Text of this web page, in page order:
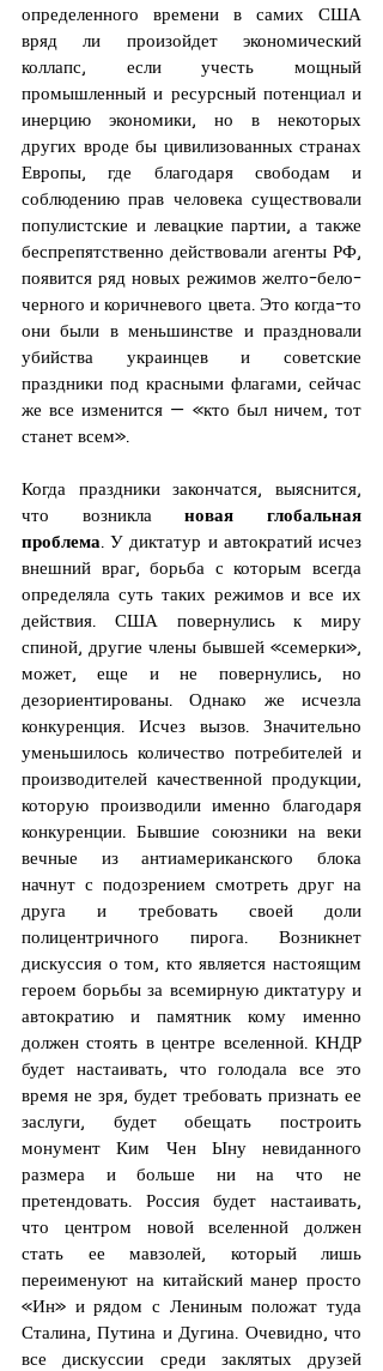
определенного времени в самих США
вряд ли произойдет экономический
коллапс, если учесть мощный
промышленный и ресурсный потенциал и
инерцию экономики, но в некоторых
других вроде бы цивилизованных странах
Европы, где благодаря свободам и
соблюдению прав человека существовали
популистские и левацкие партии, а также
беспрепятственно действовали агенты РФ,
появится ряд новых режимов желто-бело-
черного и коричневого цвета. Это когда-то
они были в меньшинстве и праздновали
убийства украинцев и советские
праздники под красными флагами, сейчас
же все изменится — «кто был ничем, тот
станет всем».
Когда праздники закончатся, выяснится,
что возникла новая глобальная
проблема . У диктатур и автократий исчез
внешний враг, борьба с которым всегда
определяла суть таких режимов и все их
действия. США повернулись к миру
спиной, другие члены бывшей «семерки»,
может, еще и не повернулись, но
дезориентированы. Однако же исчезла
конкуренция. Исчез вызов. Значительно
уменьшилось количество потребителей и
производителей качественной продукции,
которую производили именно благодаря
конкуренции. Бывшие союзники на веки
вечные из антиамериканского блока
начнут с подозрением смотреть друг на
друга и требовать своей доли
полицентричного пирога. Возникнет
дискуссия о том, кто является настоящим
героем борьбы за всемирную диктатуру и
автократию и памятник кому именно
должен стоять в центре вселенной. КНДР
будет настаивать, что голодала все это
время не зря, будет требовать признать ее
заслуги, будет обещать построить
монумент Ким Чен Ыну невиданного
размера и больше ни на что не
претендовать. Россия будет настаивать,
что центром новой вселенной должен
стать ее мавзолей, который лишь
переименуют на китайский манер просто
«Ин» и рядом с Лениным положат туда
Сталина, Путина и Дугина. Очевидно, что
все дискуссии среди заклятых друзей